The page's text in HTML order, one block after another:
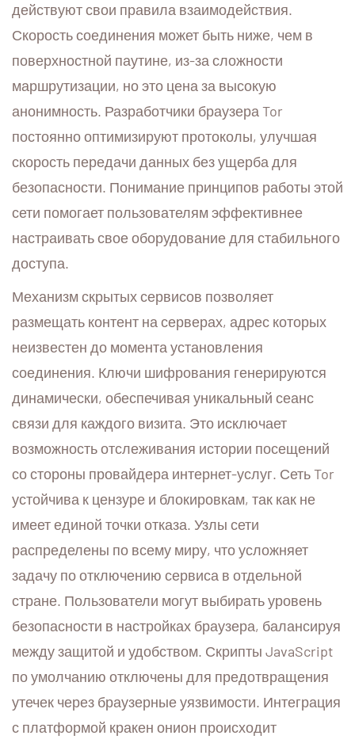
действуют свои правила взаимодействия.
Скорость соединения может быть ниже, чем в
поверхностной паутине, из-за сложности
маршрутизации, но это цена за высокую
анонимность. Разработчики браузера Tor
постоянно оптимизируют протоколы, улучшая
скорость передачи данных без ущерба для
безопасности. Понимание принципов работы этой
сети помогает пользователям эффективнее
настраивать свое оборудование для стабильного
доступа.
Механизм скрытых сервисов позволяет
размещать контент на серверах, адрес которых
неизвестен до момента установления
соединения. Ключи шифрования генерируются
динамически, обеспечивая уникальный сеанс
связи для каждого визита. Это исключает
возможность отслеживания истории посещений
со стороны провайдера интернет-услуг. Сеть Tor
устойчива к цензуре и блокировкам, так как не
имеет единой точки отказа. Узлы сети
распределены по всему миру, что усложняет
задачу по отключению сервиса в отдельной
стране. Пользователи могут выбирать уровень
безопасности в настройках браузера, балансируя
между защитой и удобством. Скрипты JavaScript
по умолчанию отключены для предотвращения
утечек через браузерные уязвимости. Интеграция
с платформой кракен онион происходит